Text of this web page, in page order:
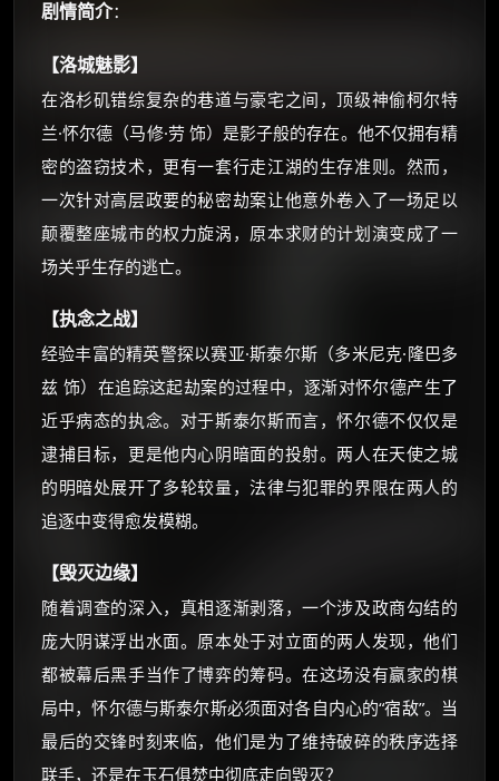
剧情简介：
【洛城魅影】
在洛杉矶错综复杂的巷道与豪宅之间，顶级神偷柯尔特
兰·怀尔德（马修·劳 饰）是影子般的存在。他不仅拥有精
密的盗窃技术，更有一套行走江湖的生存准则。然而，
一次针对高层政要的秘密劫案让他意外卷入了一场足以
颠覆整座城市的权力旋涡，原本求财的计划演变成了一
场关乎生存的逃亡。
【执念之战】
经验丰富的精英警探以赛亚·斯泰尔斯（多米尼克·隆巴多
兹 饰）在追踪这起劫案的过程中，逐渐对怀尔德产生了
近乎病态的执念。对于斯泰尔斯而言，怀尔德不仅仅是
逮捕目标，更是他内心阴暗面的投射。两人在天使之城
的明暗处展开了多轮较量，法律与犯罪的界限在两人的
追逐中变得愈发模糊。
【毁灭边缘】
随着调查的深入，真相逐渐剥落，一个涉及政商勾结的
庞大阴谋浮出水面。原本处于对立面的两人发现，他们
都被幕后黑手当作了博弈的筹码。在这场没有赢家的棋
局中，怀尔德与斯泰尔斯必须面对各自内心的“宿敌”。当
最后的交锋时刻来临，他们是为了维持破碎的秩序选择
联手，还是在玉石俱焚中彻底走向毁灭？
🧧 福利领取站 ×
你需要的各种会员，都可低价购买！
如夸克12个月送14天 最低75元！
价格有浮动，请直接搜索查最低价！
还有支付宝现金红包、外卖红包、
优惠券、活动红包，每日可领。
☕ 海外大侠？通过 Ko-fi 赐茶